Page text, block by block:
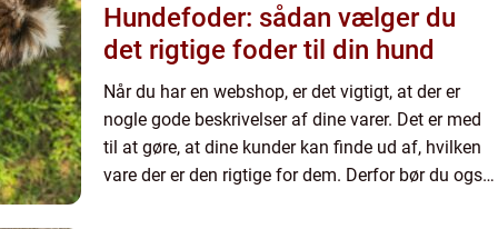
Hundefoder: sådan vælger du
det rigtige foder til din hund
Når du har en webshop, er det vigtigt, at der er
nogle gode beskrivelser af dine varer. Det er med
til at gøre, at dine kunder kan finde ud af, hvilken
vare der er den rigtige for dem. Derfor bør du også